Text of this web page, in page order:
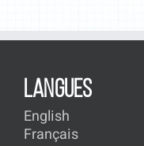
LANGUES
English
Français